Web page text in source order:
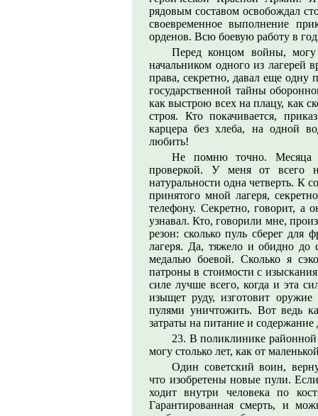
рядовым составом освобождал
своевременное выполнение
орденов. Всю боевую работу в
Перед концом войны, могу
начальником одного из лагерей
права, секретно, давал еще одну
государственной тайны
как выстрою всех на плацу, как
строя. Кто покачивается,
карцера без хлеба, на одной
любить!
Не помню точно. Месяца
проверкой. У меня от всего
натуральности одна четверть. К
принятого мной лагеря,
телефону. Секретно, говорит, а
узнавал. Кто, говорили мне,
резон: сколько пуль сберег для
лагеря. Да, тяжело и обидно до
медалью боевой. Сколько я
патроны в стоимости с
силе лучше всего, когда и эта
изыщет руду, изготовит
пулями уничтожить. Вот ведь
затраты на питание и содержание
23. В поликлинике районной
могу столько лет, как от
Один советский воин,
что изобретены новые пули.
ходит внутри человека по
Гарантированная смерть, и